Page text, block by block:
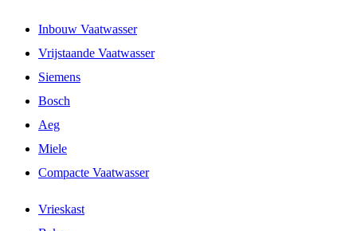
Inbouw Vaatwasser
Vrijstaande Vaatwasser
Siemens
Bosch
Aeg
Miele
Compacte Vaatwasser
Vrieskast